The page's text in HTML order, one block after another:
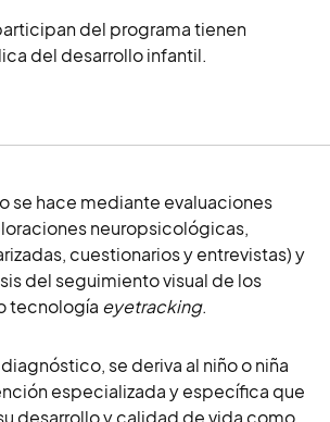
se hace mediante evaluaciones
neuropsicológicas,
cuestionarios y entrevistas) y
del seguimiento visual de los
tecnología eyetracking.
se deriva al niño o niña
especializada y específica que
desarrollo y calidad de vida como
del programa tienen
del desarrollo infantil.